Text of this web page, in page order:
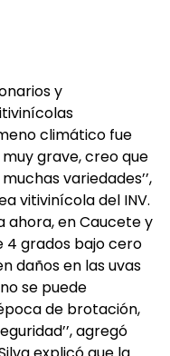
y
climático fue
muy grave, creo que
variedades’’,
vitivinícola del INV.
ahora, en Caucete y
4 grados bajo cero
daños en las uvas
se puede
de brotación,
agregó